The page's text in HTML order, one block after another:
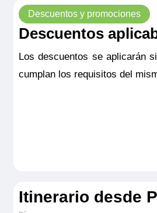
Descuentos y promociones
Descuentos
Los descuentos se aplicarán
cumplan los requisitos del
Itinerario desde